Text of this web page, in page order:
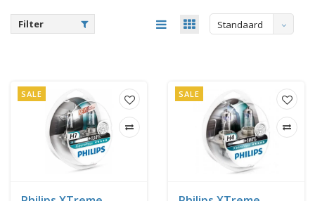
Filter Standaard
SALE SALE